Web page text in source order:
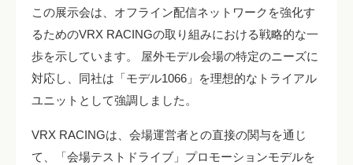
この展示会は、オフライン配信ネットワークを強化す
るためのVRX RACINGの取り組みにおける戦略的な一
歩を示しています。 屋外モデル会場の特定のニーズに
対応し、同社は「モデル1066」を理想的なトライアル
ユニットとして強調しました。
VRX RACINGは、会場運営者との直接の関与を通じ
て、「会場テストドライブ」プロモーションモデルを